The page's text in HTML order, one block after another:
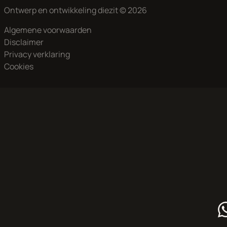
Aan onze advertenties is de grootst mogelijke zorg besteed,
ontleend
Ontwerp en ontwikkelingdiezit© 2026
Algemene voorwaarden
Disclaimer
Privacy verklaring
Cookies